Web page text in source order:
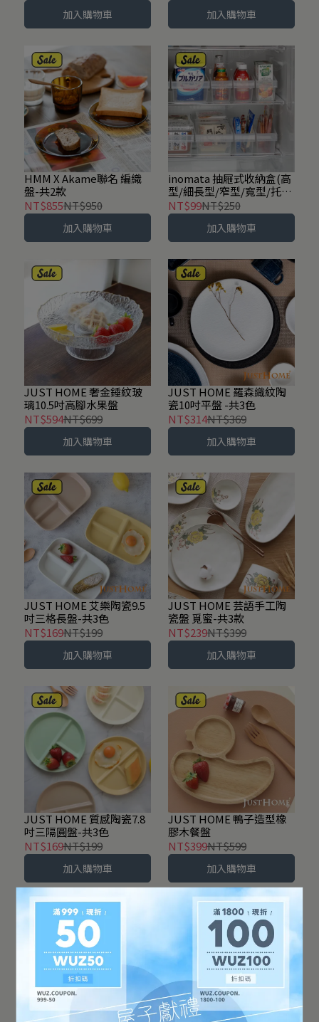
加入購物車 加入購物車
HMM X Akame聯名 編織
盤-共2款
NT$855NT$950
加入購物車
inomata 抽屜式收納盒(高
型/細長型/窄型/寬型/托盤
型)-共5款
NT$99NT$250
加入購物車
JUST HOME 奢金錘紋玻
璃10.5吋高腳水果盤
NT$594NT$699
加入購物車
JUST HOME 羅森織紋陶
瓷10吋平盤 -共3色
NT$314NT$369
加入購物車
JUST HOME 艾樂陶瓷9.5
吋三格長盤-共3色
NT$169NT$199
加入購物車
JUST HOME 芸語手工陶
瓷盤 覓蜜-共3款
NT$239NT$399
加入購物車
JUST HOME 質感陶瓷7.8
吋三隔圓盤-共3色
NT$169NT$199
加入購物車
JUST HOME 鴨子造型橡
膠木餐盤
NT$399NT$599
加入購物車